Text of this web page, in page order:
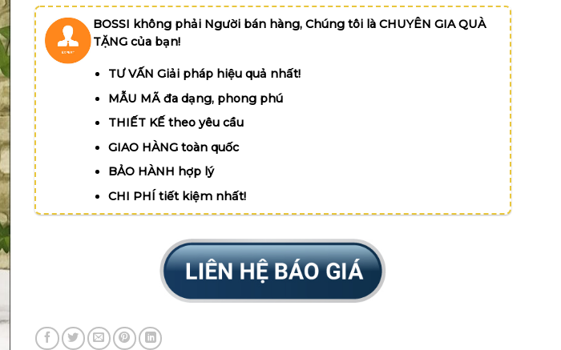
BOSSI không phải Người bán hàng, Chúng tôi là CHUYÊN GIA QUÀ
TẶNG của bạn!
TƯ VẤN Giải pháp hiệu quả nhất!
MẪU MÃ đa dạng, phong phú
THIẾT KẾ theo yêu cầu
GIAO HÀNG toàn quốc
BẢO HÀNH hợp lý
CHI PHÍ tiết kiệm nhất!